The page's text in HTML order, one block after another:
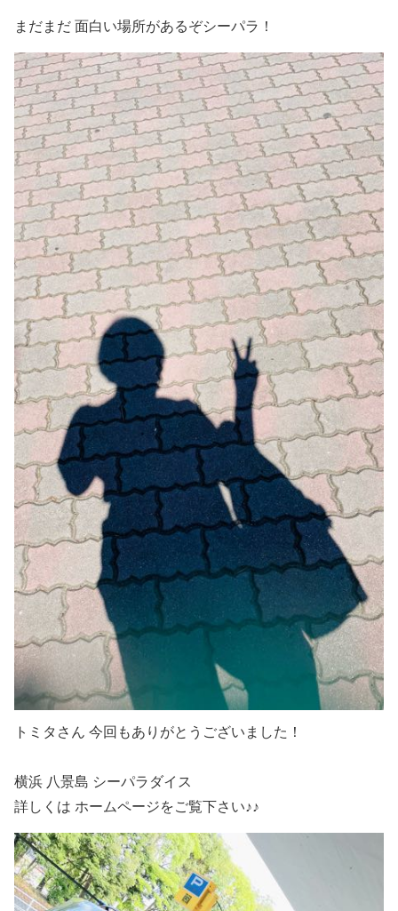
まだまだ 面白い場所があるぞシーパラ！
トミタさん 今回もありがとうございました！
横浜 八景島 シーパラダイス
詳しくは ホームページをご覧下さい♪♪